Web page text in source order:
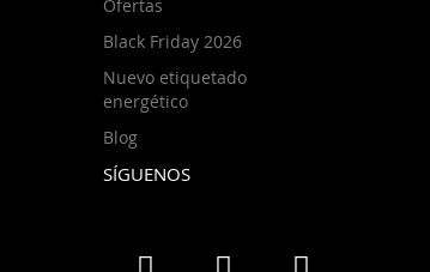
Ofertas
Black Friday 2026
Nuevo etiquetado
energético
Blog
SÍGUENOS